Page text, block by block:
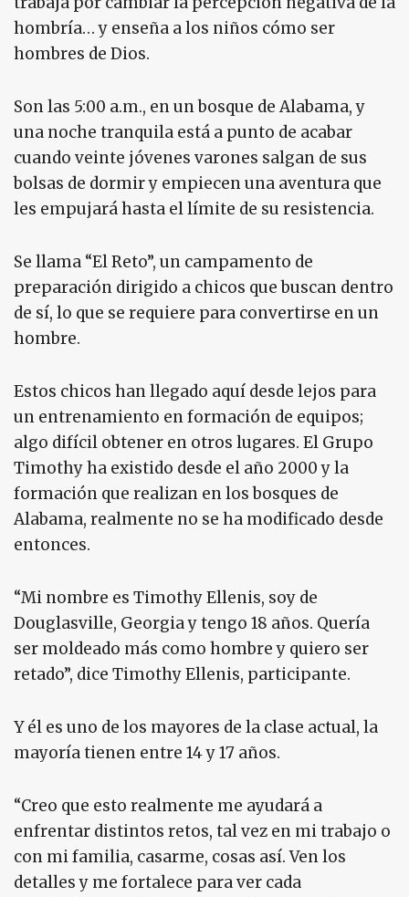
hombría… y enseña a los niños cómo ser
hombres de Dios.
Son las 5:00 a.m., en un bosque de Alabama, y
una noche tranquila está a punto de acabar
cuando veinte jóvenes varones salgan de sus
bolsas de dormir y empiecen una aventura que
les empujará hasta el límite de su resistencia.
Se llama “El Reto”, un campamento de
preparación dirigido a chicos que buscan dentro
de sí, lo que se requiere para convertirse en un
hombre.
Estos chicos han llegado aquí desde lejos para
un entrenamiento en formación de equipos;
algo difícil obtener en otros lugares. El Grupo
Timothy ha existido desde el año 2000 y la
formación que realizan en los bosques de
Alabama, realmente no se ha modificado desde
entonces.
“Mi nombre es Timothy Ellenis, soy de
Douglasville, Georgia y tengo 18 años. Quería
ser moldeado más como hombre y quiero ser
retado”, dice Timothy Ellenis, participante.
Y él es uno de los mayores de la clase actual, la
mayoría tienen entre 14 y 17 años.
“Creo que esto realmente me ayudará a
enfrentar distintos retos, tal vez en mi trabajo o
con mi familia, casarme, cosas así. Ven los
detalles y me fortalece para ver cada